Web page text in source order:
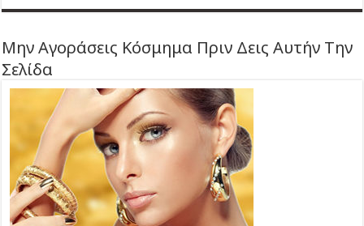
Μην Αγοράσεις Κόσμημα Πριν Δεις Αυτήν Την
Σελίδα